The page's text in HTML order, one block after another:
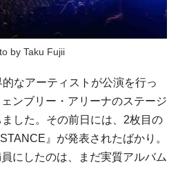
by Taku Fujii
なアーティストが公演を行っ
ンブリー・アリーナのステージ
した。その前日には、2枚目の
』が発表されたばかり。
にしたのは、まだ実質アルバム